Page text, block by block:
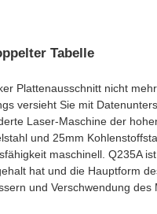
Tabelle
Plattenausschnitt nicht
versieht Sie mit
Laser-Maschine der
und 25mm
maschinell. Q235A
hat und die Hauptform
und Verschwendung